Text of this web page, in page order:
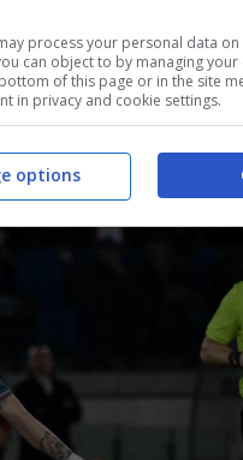
del
process your personal data
can object to by managing
of this page or in the site
in privacy and cookie settings.
options